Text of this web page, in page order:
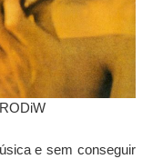
e sem conseguir